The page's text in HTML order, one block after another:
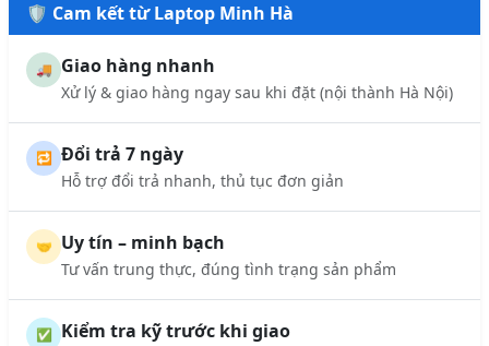
🛡️ Cam kết từ Laptop Minh Hà
🚚 Giao hàng nhanh
Xử lý & giao hàng ngay sau khi đặt (nội thành Hà Nội)
🔁 Đổi trả 7 ngày
Hỗ trợ đổi trả nhanh, thủ tục đơn giản
🤝 Uy tín – minh bạch
Tư vấn trung thực, đúng tình trạng sản phẩm
✅ Kiểm tra kỹ trước khi giao